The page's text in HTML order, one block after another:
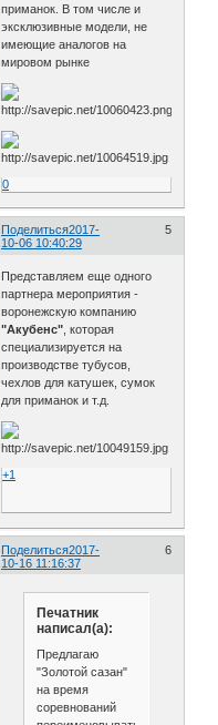
приманок. В том числе и
эксклюзивные модели, не
имеющие аналогов на
мировом рынке
0
Поделиться 5
2017-
10-06 10:40:29
Представляем еще одного
партнера мероприятия -
воронежскую компанию
"Акубенс" , которая
специализируется на
производстве тубусов,
чехлов для катушек, сумок
для приманок и т.д.
+1
Поделиться 6
2017-
10-16 11:16:37
Печатник
написал(а):
Предлагаю
"Золотой сазан"
на время
соревнований